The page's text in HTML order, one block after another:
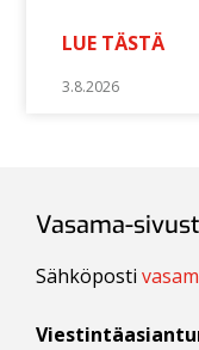
LUE TÄSTÄ
3.8.2026
Vasama-
Sähköposti